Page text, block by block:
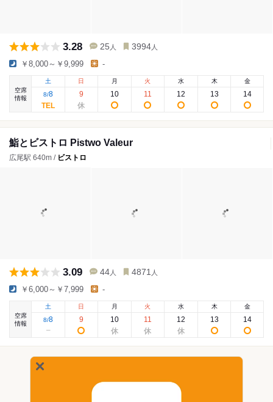
3.28 25 人 3994 人
￥8,000～￥9,999 -
空席
情報
土
8/8
日
9
月
10
火
11
水
12
木
13
金
14
鮨とビストロ Pistwo Valeur
広尾駅 640m / ビストロ
3.09 44 人 4871 人
￥6,000～￥7,999 -
空席
情報
土
8/8
日
9
月
10
火
11
水
12
木
13
金
14